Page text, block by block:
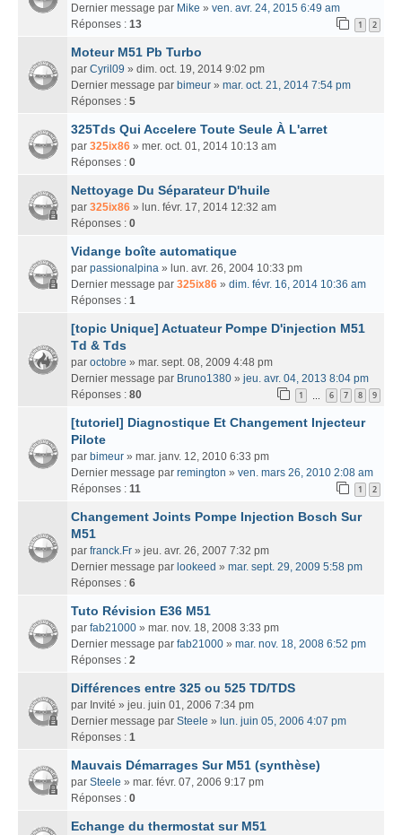
Dernier message par Mike » ven. avr. 24, 2015 6:49 am
Réponses : 13 1 2
Moteur M51 Pb Turbo
par Cyril09 » dim. oct. 19, 2014 9:02 pm
Dernier message par bimeur » mar. oct. 21, 2014 7:54 pm
Réponses : 5
325Tds Qui Accelere Toute Seule À L'arret
par 325ix86 » mer. oct. 01, 2014 10:13 am
Réponses : 0
Nettoyage Du Séparateur D'huile
par 325ix86 » lun. févr. 17, 2014 12:32 am
Réponses : 0
Vidange boîte automatique
par passionalpina » lun. avr. 26, 2004 10:33 pm
Dernier message par 325ix86 » dim. févr. 16, 2014 10:36 am
Réponses : 1
[topic Unique] Actuateur Pompe D'injection M51
Td & Tds
par octobre » mar. sept. 08, 2009 4:48 pm
Dernier message par Bruno1380 » jeu. avr. 04, 2013 8:04 pm
Réponses : 80 1 6 7 8 9
[tutoriel] Diagnostique Et Changement Injecteur
Pilote
par bimeur » mar. janv. 12, 2010 6:33 pm
Dernier message par remington » ven. mars 26, 2010 2:08 am
Réponses : 11 1 2
Changement Joints Pompe Injection Bosch Sur
M51
par franck.Fr » jeu. avr. 26, 2007 7:32 pm
Dernier message par lookeed » mar. sept. 29, 2009 5:58 pm
Réponses : 6
Tuto Révision E36 M51
par fab21000 » mar. nov. 18, 2008 3:33 pm
Dernier message par fab21000 » mar. nov. 18, 2008 6:52 pm
Réponses : 2
Différences entre 325 ou 525 TD/TDS
par Invité » jeu. juin 01, 2006 7:34 pm
Dernier message par Steele » lun. juin 05, 2006 4:07 pm
Réponses : 1
Mauvais Démarrages Sur M51 (synthèse)
par Steele » mar. févr. 07, 2006 9:17 pm
Réponses : 0
Echange du thermostat sur M51